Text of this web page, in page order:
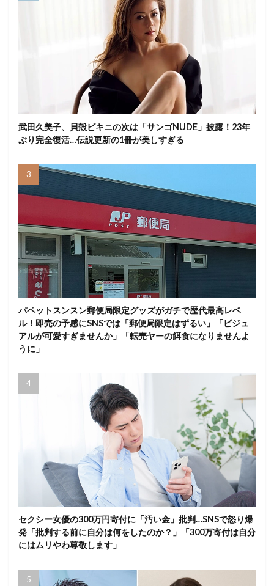
武田久美子、貝殻ビキニの次は「サンゴNUDE」披露！23年
ぶり完全復活…伝説更新の1冊が美しすぎる
パペットスンスン郵便局限定グッズがガチで歴代最高レベ
ル！即売の予感にSNSでは「郵便局限定はずるい」「ビジュ
アルが可愛すぎませんか」「転売ヤーの餌食になりませんよ
うに」
セクシー女優の300万円寄付に「汚い金」批判…SNSで怒り爆
発「批判する前に自分は何をしたのか？」「300万寄付は自分
にはムリやわ尊敬します」